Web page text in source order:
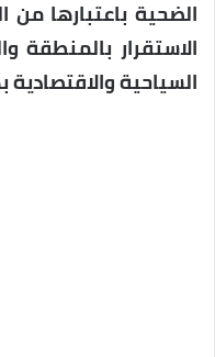
الضحية باعتبارها من
الاستقرار
السياحية والاقتصادية